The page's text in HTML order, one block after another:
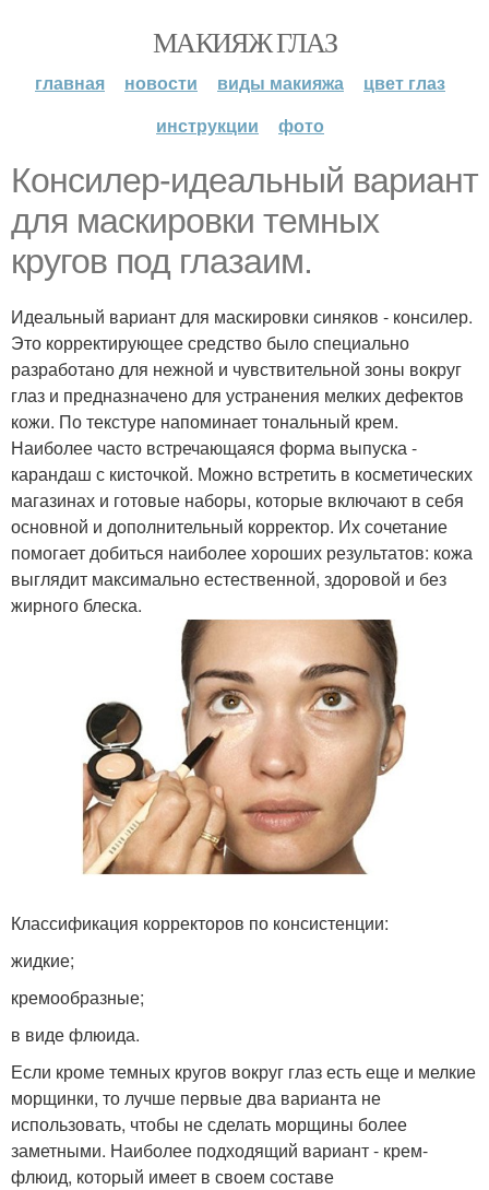
МАКИЯЖ ГЛАЗ
главная новости виды макияжа
цвет глаз
инструкции
фото
Консилер-идеальный вариант
для маскировки темных
кругов под глазаим.
Идеальный вариант для маскировки синяков - консилер.
Это корректирующее средство было специально
разработано для нежной и чувствительной зоны вокруг
глаз и предназначено для устранения мелких дефектов
кожи. По текстуре напоминает тональный крем.
Наиболее часто встречающаяся форма выпуска -
карандаш с кисточкой. Можно встретить в косметических
магазинах и готовые наборы, которые включают в себя
основной и дополнительный корректор. Их сочетание
помогает добиться наиболее хороших результатов: кожа
выглядит максимально естественной, здоровой и без
жирного блеска.
Классификация корректоров по консистенции:
жидкие;
кремообразные;
в виде флюида.
Если кроме темных кругов вокруг глаз есть еще и мелкие
морщинки, то лучше первые два варианта не
использовать, чтобы не сделать морщины более
заметными. Наиболее подходящий вариант - крем-
флюид, который имеет в своем составе